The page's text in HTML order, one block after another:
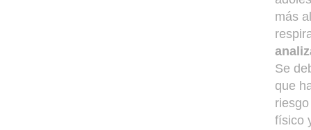
más
Se
que
físico